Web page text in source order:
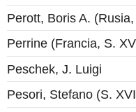
Perott, Boris A.
Perrine (Francia, S.
Peschek, J. Luigi
Pesori, Stefano (S.